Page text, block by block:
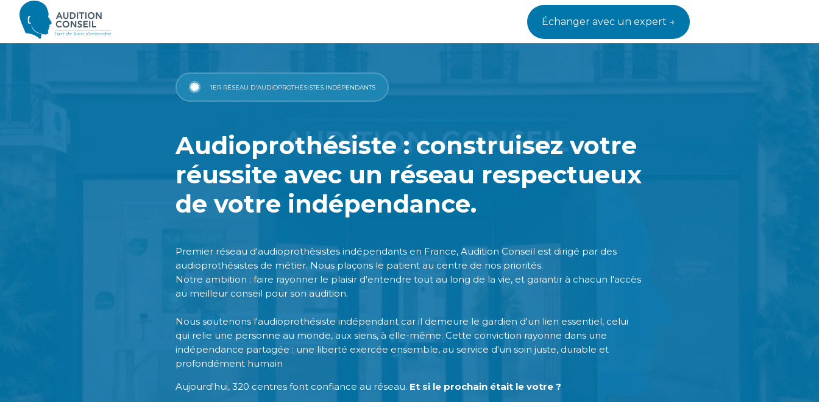
Échanger avec un expert →
1ER RÉSEAU D'AUDIOPROTHÉSISTES INDÉPENDANTS
Audioprothésiste : construisez votre
réussite avec un réseau respectueux
de votre indépendance.
Premier réseau d'audioprothèsistes indépendants en France, Audition Conseil est dirigé par des
audioprothésistes de métier. Nous plaçons le patient au centre de nos priorités.
Notre ambition : faire rayonner le plaisir d'entendre tout au long de la vie, et garantir à chacun l'accès
au meilleur conseil pour son audition.
Nous soutenons l'audioprothésiste indépendant car il demeure le gardien d'un lien essentiel, celui
qui relie une personne au monde, aux siens, à elle-même. Cette conviction rayonne dans une
indépendance partagée : une liberté exercée ensemble, au service d'un soin juste, durable et
profondément humain
Aujourd'hui, 320 centres font confiance au réseau. Et si le prochain était le votre ?